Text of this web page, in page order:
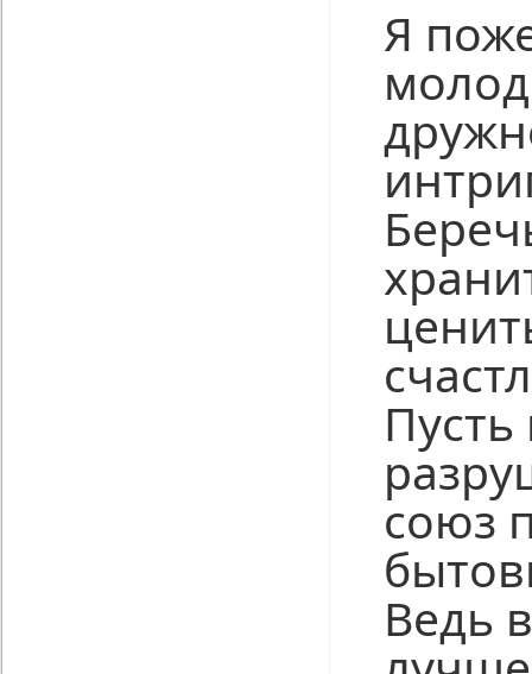
Я
Пусть
союз
Ведь